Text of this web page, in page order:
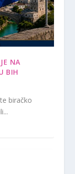
NA
BIH
biračko